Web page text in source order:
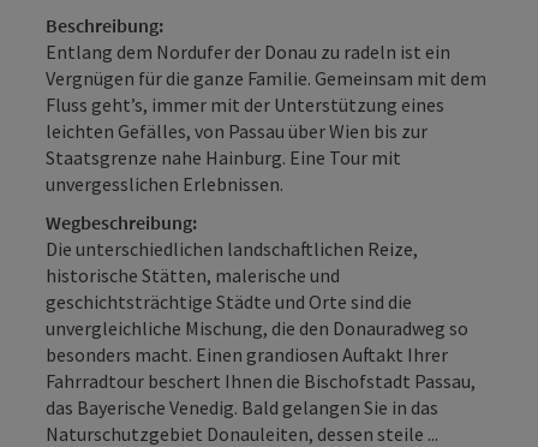
Beschreibung:
Entlang dem Nordufer der Donau zu radeln ist ein
Vergnügen für die ganze Familie. Gemeinsam mit dem
Fluss geht’s, immer mit der Unterstützung eines
leichten Gefälles, von Passau über Wien bis zur
Staatsgrenze nahe Hainburg. Eine Tour mit
unvergesslichen Erlebnissen.
Wegbeschreibung:
Die unterschiedlichen landschaftlichen Reize,
historische Stätten, malerische und
geschichtsträchtige Städte und Orte sind die
unvergleichliche Mischung, die den Donauradweg so
besonders macht. Einen grandiosen Auftakt Ihrer
Fahrradtour beschert Ihnen die Bischofstadt Passau,
das Bayerische Venedig. Bald gelangen Sie in das
Naturschutzgebiet Donauleiten, dessen steile ...